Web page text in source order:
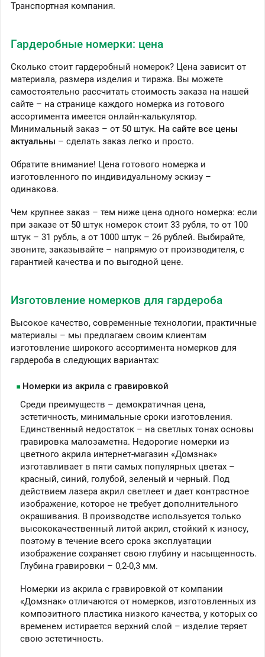
Транспортная компания.
Гардеробные номерки: цена
Сколько стоит гардеробный номерок? Цена зависит от
материала, размера изделия и тиража. Вы можете
самостоятельно рассчитать стоимость заказа на нашей
сайте – на странице каждого номерка из готового
ассортимента имеется онлайн-калькулятор.
Минимальный заказ – от 50 штук. На сайте все цены
актуальны – сделать заказ легко и просто.
Обратите внимание! Цена готового номерка и
изготовленного по индивидуальному эскизу –
одинакова.
Чем крупнее заказ – тем ниже цена одного номерка: если
при заказе от 50 штук номерок стоит 33 рубля, то от 100
штук – 31 рубль, а от 1000 штук – 26 рублей. Выбирайте,
звоните, заказывайте – напрямую от производителя, с
гарантией качества и по выгодной цене.
Изготовление номерков для гардероба
Высокое качество, современные технологии, практичные
материалы – мы предлагаем своим клиентам
изготовление широкого ассортимента номерков для
гардероба в следующих вариантах:
Номерки из акрила с гравировкой
Среди преимуществ – демократичная цена,
эстетичность, минимальные сроки изготовления.
Единственный недостаток – на светлых тонах основы
гравировка малозаметна. Недорогие номерки из
цветного акрила интернет-магазин «Домзнак»
изготавливает в пяти самых популярных цветах –
красный, синий, голубой, зеленый и черный. Под
действием лазера акрил светлеет и дает контрастное
изображение, которое не требует дополнительного
окрашивания. В производстве используется только
высококачественный литой акрил, стойкий к износу,
поэтому в течение всего срока эксплуатации
изображение сохраняет свою глубину и насыщенность.
Глубина гравировки – 0,2-0,3 мм.
Номерки из акрила с гравировкой от компании
«Домзнак» отличаются от номерков, изготовленных из
композитного пластика низкого качества, у которых со
временем истирается верхний слой – изделие теряет
свою эстетичность.